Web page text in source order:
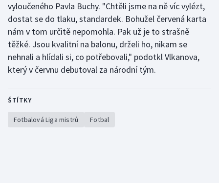
Volejbal
Ostatní
vyloučeného Pavla Buchy. "Chtěli jsme na ně víc vylézt,
dostat se do tlaku, standardek. Bohužel červená karta
nám v tom určitě nepomohla. Pak už je to strašně
těžké. Jsou kvalitní na balonu, drželi ho, nikam se
nehnali a hlídali si, co potřebovali," podotkl Vlkanova,
který v červnu debutoval za národní tým.
ŠTÍTKY
Fotbalová Liga mistrů Fotbal